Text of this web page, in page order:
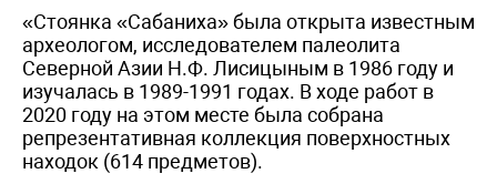
«Стоянка «Сабаниха» была открыта известным
археологом, исследователем палеолита
Северной Азии Н.Ф. Лисицыным в 1986 году и
изучалась в 1989-1991 годах. В ходе работ в
2020 году на этом месте была собрана
репрезентативная коллекция поверхностных
находок (614 предметов).